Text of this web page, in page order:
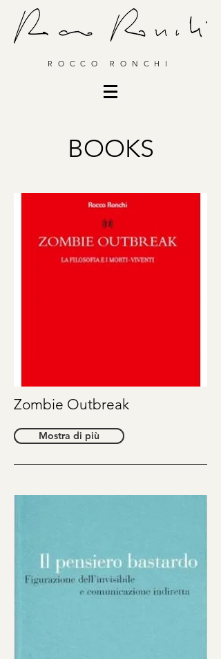
ROCCO RONCHI
BOOKS
Zombie Outbreak
Mostra di più